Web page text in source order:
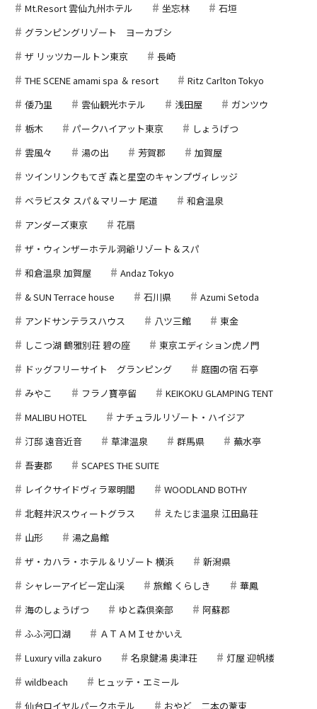
Mt.Resort 雲仙九州ホテル
坐忘林
石垣
グランピングリゾート ヨーカブシ
ザ リッツカールトン東京
長崎
THE SCENE amami spa ＆ resort
Ritz Carlton Tokyo
倭乃里
雲仙観光ホテル 浅田屋
ガンツウ
栃木
パークハイアット東京
しょうげつ
雲風々
湯の出 芳賀郡
加賀屋
ツインリンクもてぎ 森と星空のキャンプヴィレッジ
ベラビスタ スパ＆マリーナ 尾道
和倉温泉
アンダーズ東京
花扇
ザ・ウィンザーホテル洞爺リゾート＆スパ
和倉温泉 加賀屋
Andaz Tokyo
& SUN Terrace house
石川県
Azumi Setoda
アンドサンテラスハウス
八ツ三館
東金
しこつ湖 鶴雅別荘 碧の座
東京エディション虎ノ門
ドッグフリーサイト グランピング
庭園の宿 石亭
みやこ
フラノ寶亭留
KEIKOKU GLAMPING TENT
MALIBU HOTEL
ナチュラルリゾート・ハイジア
汀邸 遠音近音
草津温泉 群馬県
蕪水亭
吾妻郡
SCAPES THE SUITE
レイクサイドヴィラ翠明閣
WOODLAND BOTHY
北軽井沢スウィートグラス
えたじま温泉 江田島荘
山形
湯之島館
ザ・カハラ・ホテル＆リゾート 横浜
新潟県
シャレーアイビー定山渓
旅館 くらしき
華鳳
海のしょうげつ
ゆと森倶楽部
阿蘇郡
ふふ河口湖
ＡＴＡＭＩせかいえ
Luxury villa zakuro
名泉鍵湯 奥津荘
灯屋 迎帆楼
wildbeach
ヒュッテ・エミール
仙台ロイヤルパークホテル
おやど 二本の葦束